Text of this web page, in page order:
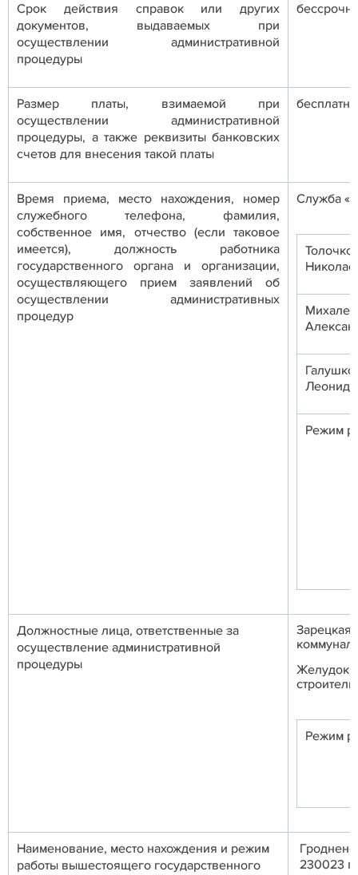
Срок действия справок или других
документов, выдаваемых при
осуществлении административной
процедуры
Размер платы, взимаемой при
осуществлении административной
процедуры, а также реквизиты банковских
счетов для внесения такой платы
бесплатно
Время приема, место нахождения, номер
служебного телефона, фамилия,
собственное имя, отчество (если таковое
имеется), должность работника
государственного органа и организации,
осуществляющего прием заявлений об
осуществлении административных
процедур
Служба
Режим
Должностные лица, ответственные за
осуществление административной
процедуры
Желудок
Режим
Наименование, место нахождения и режим
работы вышестоящего государственного
230023